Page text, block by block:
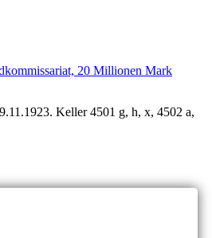
Keller 4501 g, h, x, 4502 a,